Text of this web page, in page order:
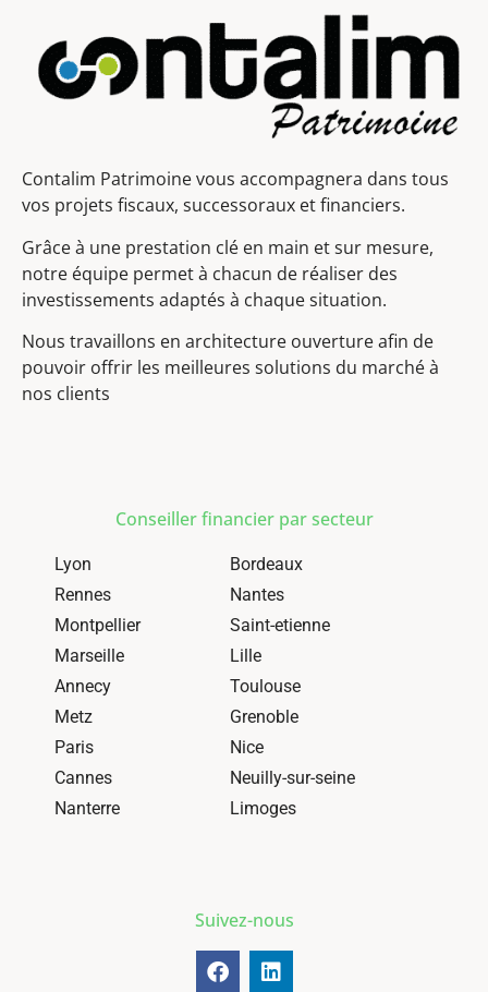
Contalim Patrimoine vous accompagnera dans tous
vos projets fiscaux, successoraux et financiers.
Grâce à une prestation clé en main et sur mesure,
notre équipe permet à chacun de réaliser des
investissements adaptés à chaque situation.
Nous travaillons en architecture ouverture afin de
pouvoir offrir les meilleures solutions du marché à
nos clients
Conseiller financier par secteur
Lyon
Bordeaux
Rennes
Nantes
Montpellier
Saint-etienne
Marseille
Lille
Annecy
Toulouse
Metz
Grenoble
Paris
Nice
Cannes
Neuilly-sur-seine
Nanterre
Limoges
Suivez-nous